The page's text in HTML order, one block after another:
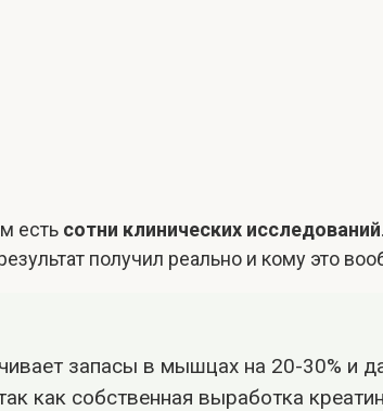
есть сотни клинических исследований
получил реально и кому это
запасы в мышцах на 20-30% и
как собственная выработка